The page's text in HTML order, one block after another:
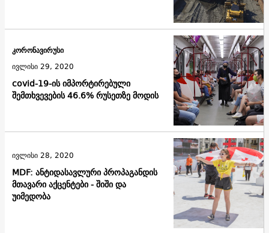
covid-19-ის იმპორტირებული
შემთხვევების 46.6% რუსეთზე მოდის
კორონავირუსი
ივლისი 29, 2020
MDF: ანტიდასავლური პროპაგანდის
მთავარი აქცენტები - შიში და
უიმედობა
ივლისი 28, 2020